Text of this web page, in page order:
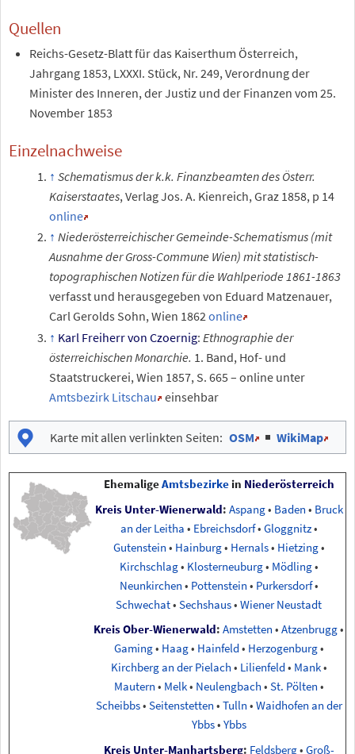
Quellen
Reichs-Gesetz-Blatt für das Kaiserthum Österreich,
Jahrgang 1853, LXXXI. Stück, Nr. 249, Verordnung der
Minister des Inneren, der Justiz und der Finanzen vom 25.
November 1853
Einzelnachweise
Schematismus der k.k. Finanzbeamten des Österr.
Kaiserstaates, Verlag Jos. A. Kienreich, Graz 1858, p 14
online
Niederösterreichischer Gemeinde-Schematismus (mit
Ausnahme der Gross-Commune Wien) mit statistisch-
topographischen Notizen für die Wahlperiode 1861-1863
verfasst und herausgegeben von Eduard Matzenauer,
Carl Gerolds Sohn, Wien 1862online
Karl Freiherr von Czoernig:Ethnographie der
österreichischen Monarchie. 1. Band, Hof- und
Staatstruckerei, Wien 1857, S. 665 – online unter
Amtsbezirk Litschau einsehbar
Karte mit allen verlinkten Seiten: OSM |WikiMap
EhemaligeAmtsbezirkein Niederösterreich
Kreis Unter-Wienerwald: Aspang• Baden • Bruck
an der Leitha • Ebreichsdorf• Gloggnitz•
Gutenstein • Hainburg• Hernals• Hietzing•
Kirchschlag• Klosterneuburg• Mödling•
Neunkirchen • Pottenstein • Purkersdorf•
Schwechat• Sechshaus• Wiener Neustadt
Kreis Ober-Wienerwald: Amstetten • Atzenbrugg•
Gaming• Haag• Hainfeld• Herzogenburg•
Kirchberg an der Pielach • Lilienfeld• Mank•
Mautern • Melk• Neulengbach • St. Pölten •
Scheibbs• Seitenstetten • Tulln • Waidhofen an der
Ybbs• Ybbs
Kreis Unter-Manhartsberg: Feldsberg• Groß-